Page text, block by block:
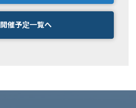
開催予定一覧へ